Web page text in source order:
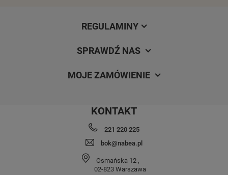
REGULAMINY
SPRAWDŹ NAS
MOJE ZAMÓWIENIE
KONTAKT
221 220 225
bok@nabea.pl
Osmańska 12 ,
02-823 Warszawa